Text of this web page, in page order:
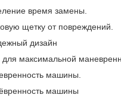
время замены.
щетку от повреждений.
дизайн
максимальной
машины.
машины